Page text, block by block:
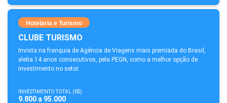
Hotelaria e Turismo
CLUBE TURISMO
Invista na franquia de Agência de Viagens mais premiada do Brasil,
eleita 14 anos consecutivos, pela PEGN, como a melhor opção de
investimento no setor.
INVESTIMENTO TOTAL (R$)
9.800 a 95.000